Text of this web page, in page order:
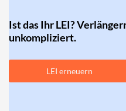
Ist das Ihr LEI?
unkompliziert.
LEI erneuern